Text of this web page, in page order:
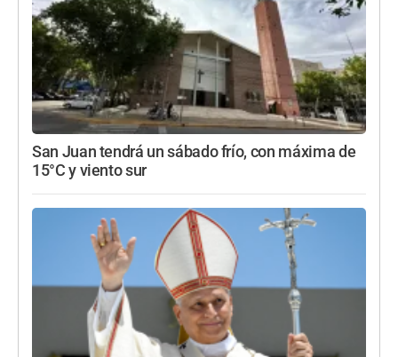
San Juan tendrá un sábado frío, con máxima de
15°C y viento sur